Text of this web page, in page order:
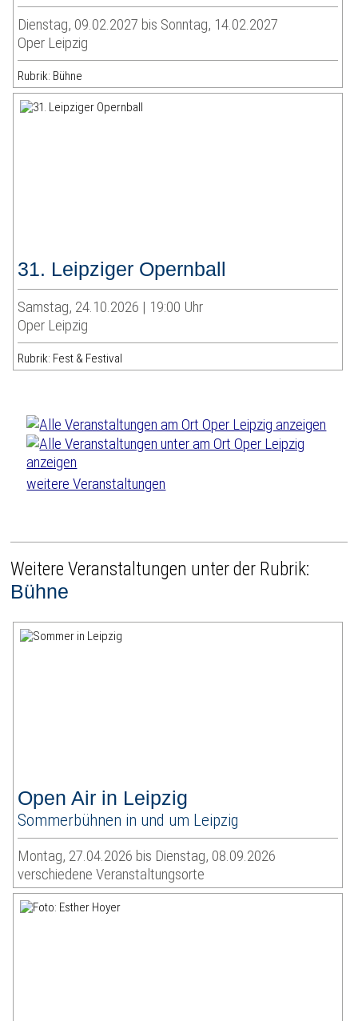
Dienstag, 09.02.2027 bis Sonntag, 14.02.2027
Oper Leipzig
Rubrik: Bühne
31. Leipziger Opernball
Samstag, 24.10.2026 | 19:00 Uhr
Oper Leipzig
Rubrik: Fest & Festival
weitere Veranstaltungen
Weitere Veranstaltungen unter der Rubrik:
Bühne
Open Air in Leipzig
Sommerbühnen in und um Leipzig
Montag, 27.04.2026 bis Dienstag, 08.09.2026
verschiedene Veranstaltungsorte